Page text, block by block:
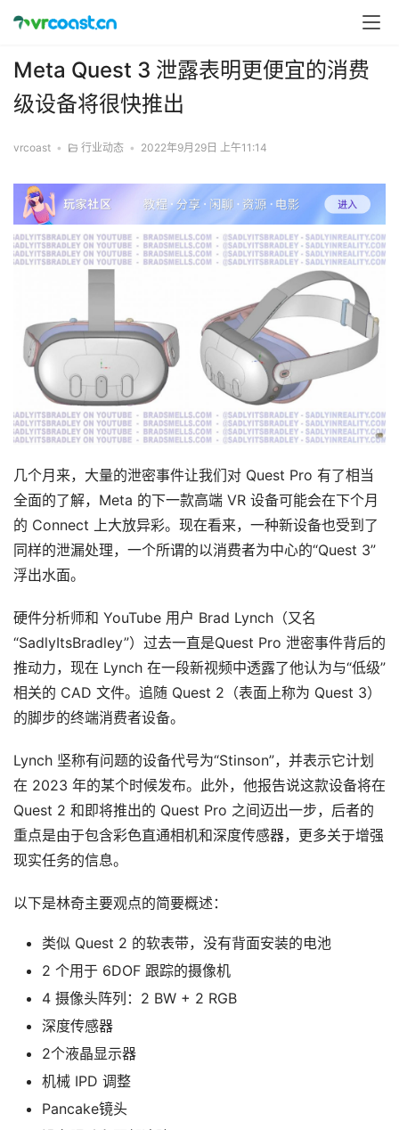
Meta Quest 3 泄露表明更便宜的消费
级设备将很快推出
vrcoast • 行业动态 • 2022年9月29日 上午11:14
几个月来，大量的泄密事件让我们对 Quest Pro 有了相当
全面的了解，Meta 的下一款高端 VR 设备可能会在下个月
的 Connect 上大放异彩。现在看来，一种新设备也受到了
同样的泄漏处理，一个所谓的以消费者为中心的“Quest 3”
浮出水面。
硬件分析师和 YouTube 用户 Brad Lynch（又名
“SadlyItsBradley”）过去一直是Quest Pro 泄密事件背后的
推动力，现在 Lynch 在一段新视频中透露了他认为与“低级”
相关的 CAD 文件。追随 Quest 2（表面上称为 Quest 3）
的脚步的终端消费者设备。
Lynch 坚称有问题的设备代号为“Stinson”，并表示它计划
在 2023 年的某个时候发布。此外，他报告说这款设备将在
Quest 2 和即将推出的 Quest Pro 之间迈出一步，后者的
重点是由于包含彩色直通相机和深度传感器，更多关于增强
现实任务的信息。
以下是林奇主要观点的简要概述：
类似 Quest 2 的软表带，没有背面安装的电池
2 个用于 6DOF 跟踪的摄像机
4 摄像头阵列：2 BW + 2 RGB
深度传感器
2个液晶显示器
机械 IPD 调整
Pancake镜头